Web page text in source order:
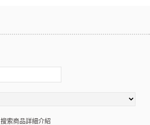
搜索商品詳細介紹